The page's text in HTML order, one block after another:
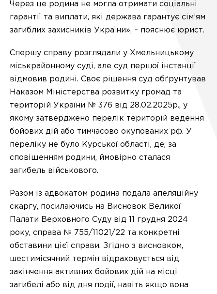
Через це родина не могла отримати соціальні
гарантії та виплати, які держава гарантує сім’ям
загиблих захисників України», – пояснює юрист.
Спершу справу розглядали у Хмельницькому
міськрайонному суді, але суд першої інстанції
відмовив родині. Своє рішення суд обґрунтував
Наказом Міністерства розвитку громад та
територій України № 376 від 28.02.2025р., у
якому затверджено перелік територій ведення
бойових дій або тимчасово окупованих рф. У
переліку не було Курської області, де, за
сповіщенням родини, ймовірно сталася
загибель військового.
Разом із адвокатом родина подала апеляційну
скаргу, посилаючись на Висновок Великої
Палати Верховного Суду від 11 грудня 2024
року, справа № 755/11021/22 та конкретні
обставини цієї справи. Згідно з висновком,
шестимісячний термін відраховується від
закінчення активних бойових дій на місці
загибелі або від дня події, навіть якщо вона